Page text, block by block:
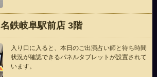
名鉄岐阜駅前店 3階
入り口に入ると、本日のご出演占い師と待ち時間
状況が確認できるパネルタブレットが設置されて
います。